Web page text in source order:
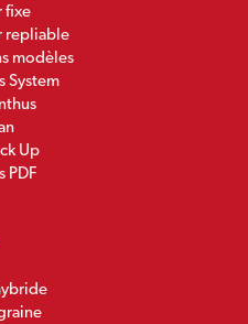
fixe
repliable
modèles
System
Up
PDF